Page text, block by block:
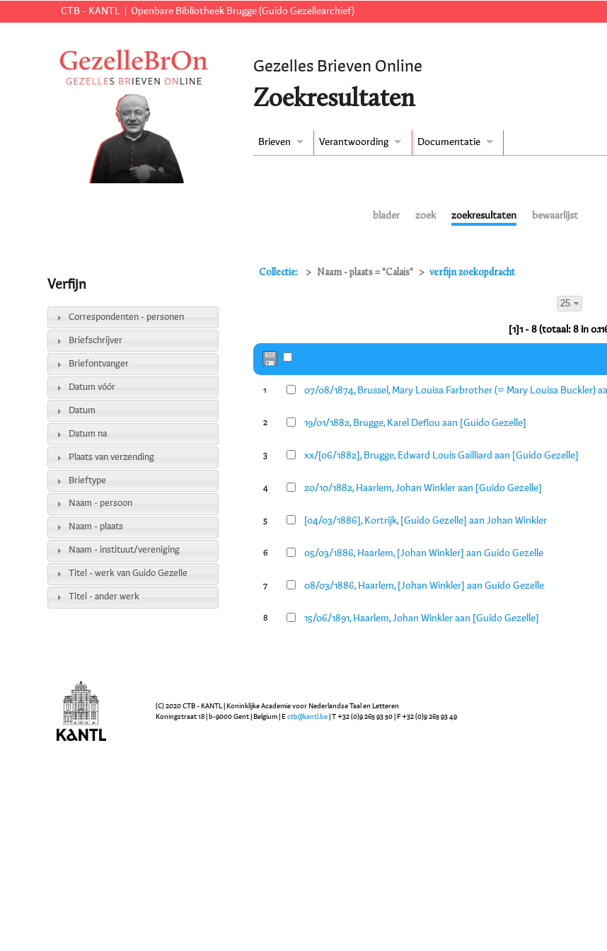
CTB - KANTL Openbare Bibliotheek Brugge (Guido Gezellearchief)
Gezelles Brieven Online
Zoekresultaten
Brieven Verantwoording Documentatie
blader zoek zoekresultaten bewaarlijst
Collectie: Naam - plaats = "Calais" verfijn zoekopdracht
25
[1]1 - 8 (totaal: 8 in
1 07/08/1874, Brussel, Mary Louisa Farbrother (= Mary Louisa Buckler)
2 19/01/1882, Brugge, Karel Deflou aan [Guido Gezelle]
3 xx/[06/1882], Brugge, Edward Louis Gailliard aan [Guido Gezelle]
4 20/10/1882, Haarlem, Johan Winkler aan [Guido Gezelle]
5 [04/03/1886], Kortrijk, [Guido Gezelle] aan Johan Winkler
6 05/03/1886, Haarlem, [Johan Winkler] aan Guido Gezelle
7 08/03/1886, Haarlem, [Johan Winkler] aan Guido Gezelle
8 15/06/1891, Haarlem, Johan Winkler aan [Guido Gezelle]
Verfijn
Correspondenten - personen
Briefschrijver
Briefontvanger
Datum vóór
Datum
Datum na
Plaats van verzending
Brieftype
Naam - persoon
Naam - plaats
Naam - instituut/vereniging
Titel - werk van Guido Gezelle
Titel - ander werk
(C) 2020 CTB - KANTL | Koninklijke Academie voor Nederlandse Taal en Letteren
Koningstraat 18 | b-9000 Gent | Belgium | Ectb@kantl.be | T +32 (0)9 265 93 50 | F +32 (0)9 265 93 49